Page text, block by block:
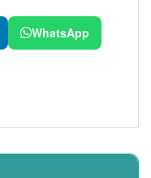
WhatsApp